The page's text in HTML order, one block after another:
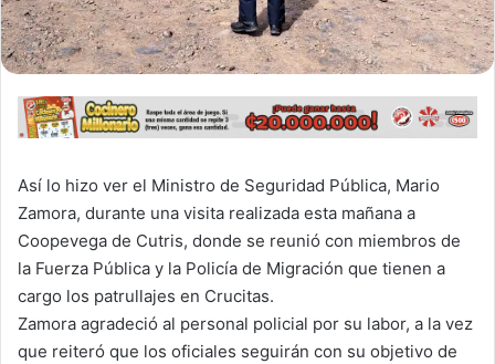
Así lo hizo ver el Ministro de Seguridad Pública, Mario
Zamora, durante una visita realizada esta mañana a
Coopevega de Cutris, donde se reunió con miembros de
la Fuerza Pública y la Policía de Migración que tienen a
cargo los patrullajes en Crucitas.
Zamora agradeció al personal policial por su labor, a la vez
que reiteró que los oficiales seguirán con su objetivo de